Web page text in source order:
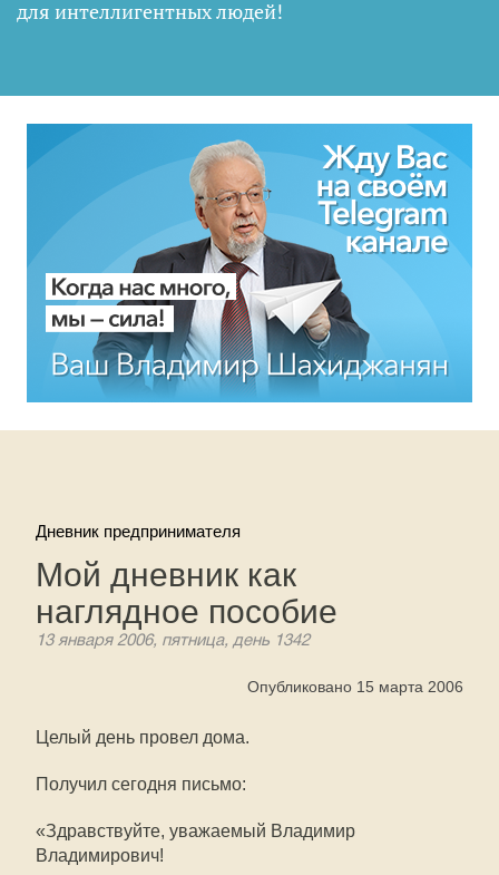
для интеллигентных людей!
Дневник предпринимателя
Мой дневник как
наглядное пособие
13 января 2006, пятница, день 1342
Опубликовано 15 марта 2006
Целый день провел дома.
Получил сегодня письмо:
«Здравствуйте, уважаемый Владимир
Владимирович!